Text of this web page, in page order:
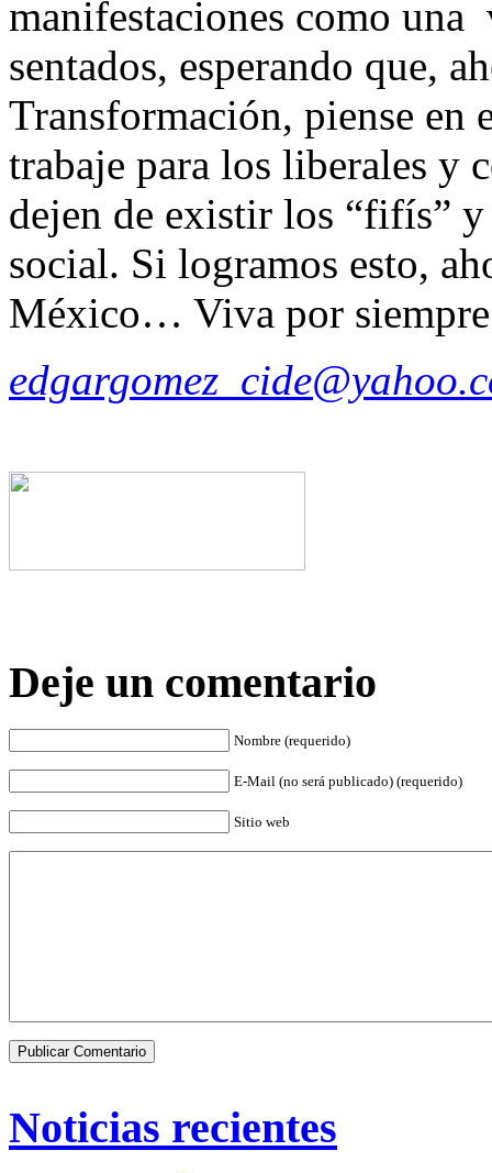
manifestaciones como una
sentados, esperando que,
Transformación, piense en
trabaje para los liberales y
dejen de existir los “fifís”
social. Si logramos esto,
México… Viva por
Deje un comentario
Nombre (requerido)
E-Mail (no será publicado) (requerido)
Sitio web
Noticias recientes